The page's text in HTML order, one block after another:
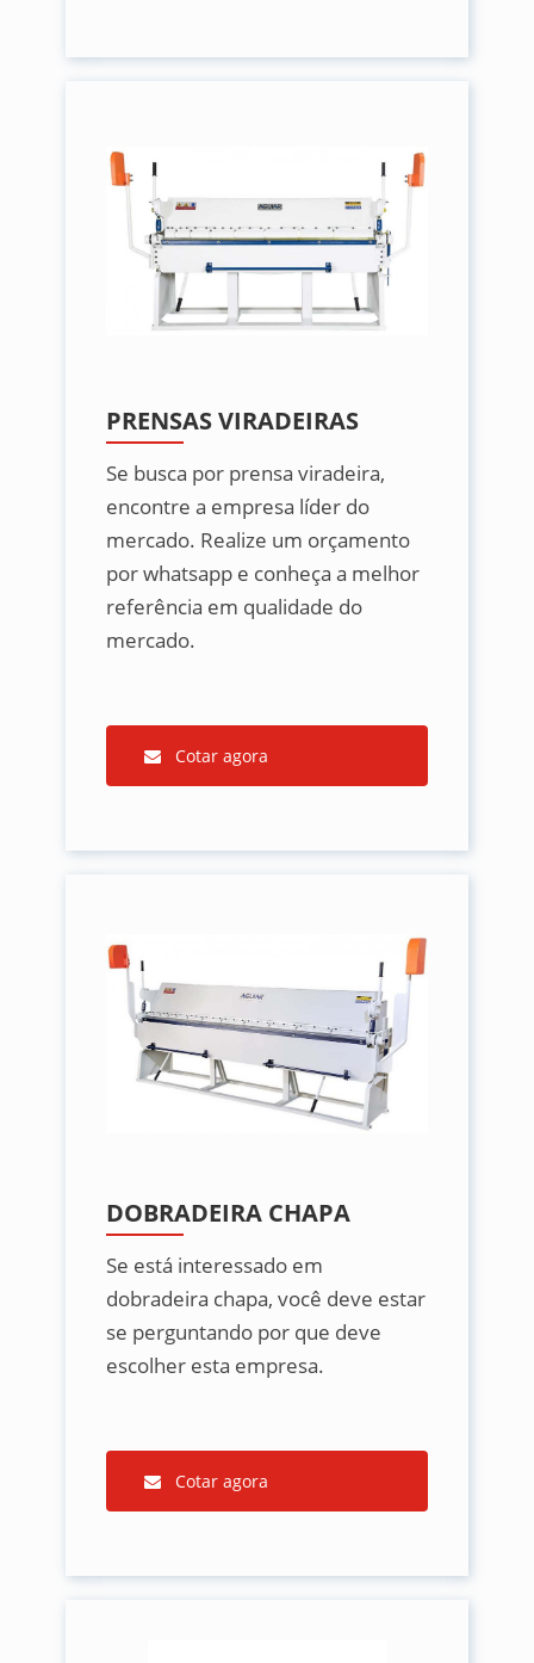
PRENSAS VIRADEIRAS
Se busca por prensa viradeira,
encontre a empresa líder do
mercado. Realize um orçamento
por whatsapp e conheça a melhor
referência em qualidade do
mercado.
Cotar agora
DOBRADEIRA CHAPA
Se está interessado em
dobradeira chapa, você deve estar
se perguntando por que deve
escolher esta empresa.
Cotar agora